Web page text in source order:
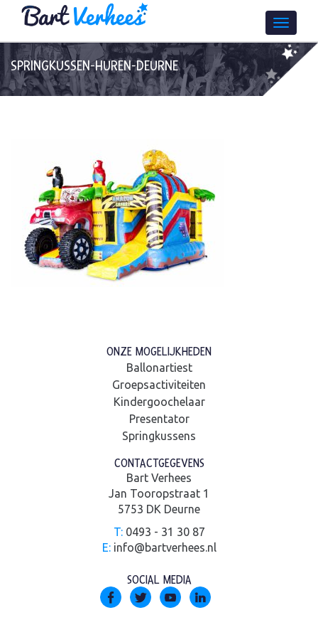
SPRINGKUSSEN-HUREN-DEURNE
ONZE MOGELIJKHEDEN
Ballonartiest
Groepsactiviteiten
Kindergoochelaar
Presentator
Springkussens
CONTACTGEGEVENS
Bart Verhees
Jan Tooropstraat 1
5753 DK Deurne
T:0493 - 31 30 87
E: info@bartverhees.nl
SOCIAL MEDIA